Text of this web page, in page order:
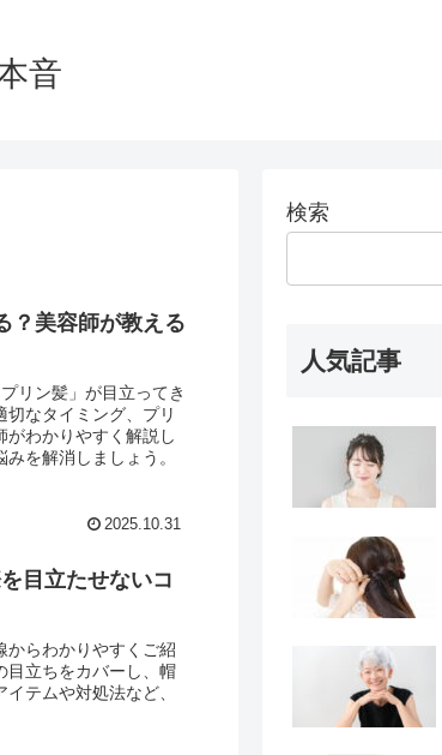
音
？美容師が教える
リン髪」が目立ってき
なタイミング、プリ
がわかりやすく解説し
を解消しましょう。
2025.10.31
目立たせないコ
からわかりやすくご紹
目立ちをカバーし、帽
テムや対処法など、
検索
人気記事